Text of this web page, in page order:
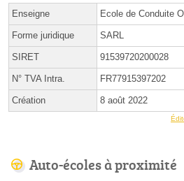
Enseigne Ecole de Conduite
Forme juridique SARL
SIRET 91539720200028
N° TVA Intra. FR77915397202
Création 8 août 2022
Auto-écoles à proximité